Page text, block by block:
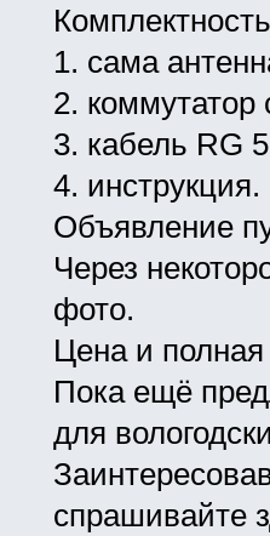
1. сама
2. коммутатор
3. кабель RG
4. инструкция.
Объявление
Через
фото.
Цена и полная
Пока ещё
для
спрашивайте